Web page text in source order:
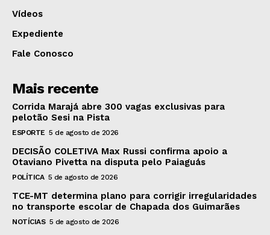
Vídeos
Expediente
Fale Conosco
Mais recente
Corrida Marajá abre 300 vagas exclusivas para
pelotão Sesi na Pista
ESPORTE 5 de agosto de 2026
DECISÃO COLETIVA Max Russi confirma apoio a
Otaviano Pivetta na disputa pelo Paiaguás
POLÍTICA 5 de agosto de 2026
TCE-MT determina plano para corrigir irregularidades
no transporte escolar de Chapada dos Guimarães
NOTÍCIAS 5 de agosto de 2026